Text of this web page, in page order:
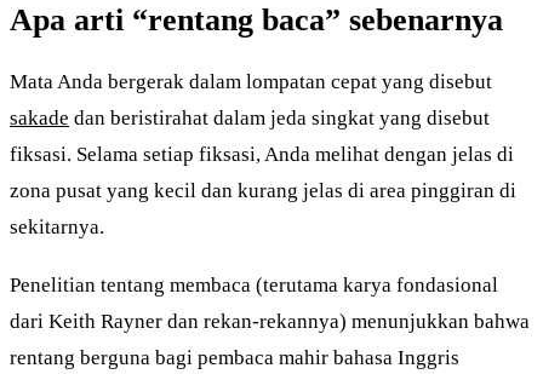
Apa arti “rentang baca” sebenarnya
Mata Anda bergerak dalam lompatan cepat yang disebut
sakade dan beristirahat dalam jeda singkat yang disebut
fiksasi. Selama setiap fiksasi, Anda melihat dengan jelas di
zona pusat yang kecil dan kurang jelas di area pinggiran di
sekitarnya.
Penelitian tentang membaca (terutama karya fondasional
dari Keith Rayner dan rekan-rekannya) menunjukkan bahwa
rentang berguna bagi pembaca mahir bahasa Inggris